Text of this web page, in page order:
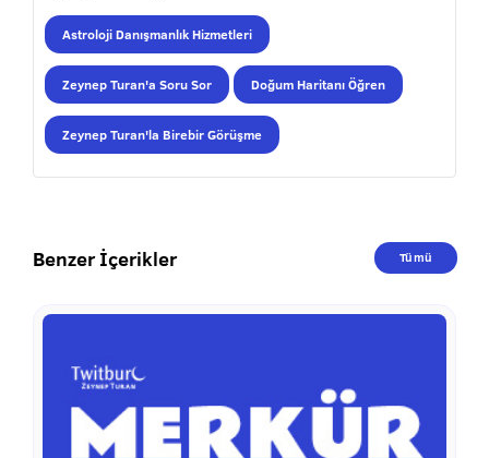
Astroloji Danışmanlık Hizmetleri
Zeynep Turan'a Soru Sor Doğum Haritanı Öğren
Zeynep Turan'la Birebir Görüşme
Benzer İçerikler Tümü